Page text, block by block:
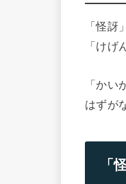
「怪訝
「け
「か
はずが
「